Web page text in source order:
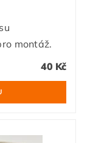
montáž.
40 Kč